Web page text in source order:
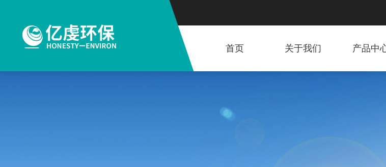
首页 关于我们 产品中